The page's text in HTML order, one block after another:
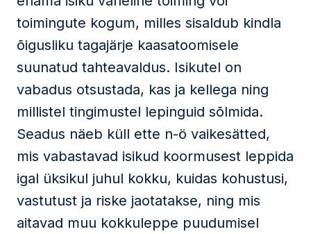
toimingute kogum, milles sisaldub kindla
õigusliku tagajärje kaasatoomisele
suunatud tahteavaldus. Isikutel on
vabadus otsustada, kas ja kellega ning
millistel tingimustel lepinguid sõlmida.
Seadus näeb küll ette n-ö vaikesätted,
mis vabastavad isikud koormusest leppida
igal üksikul juhul kokku, kuidas kohustusi,
vastutust ja riske jaotatakse, ning mis
aitavad muu kokkuleppe puudumisel